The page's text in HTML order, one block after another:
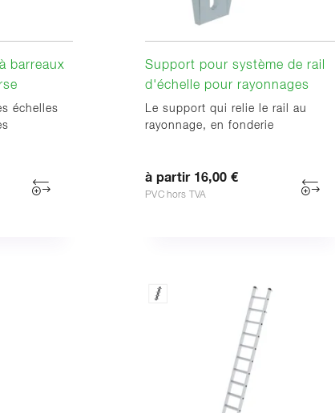
barreaux
échelles
Support pour système de rail
d'échelle pour rayonnages
Le support qui relie le rail au
rayonnage, en fonderie
à partir 16,00 €
PVC hors TVA